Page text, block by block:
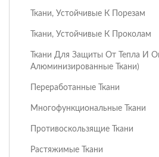
Ткани, Устойчивые К Порезам
Ткани, Устойчивые К Проколам
Ткани Для Защиты От Тепла И
Алюминизированные Ткани)
Переработанные Ткани
Многофункциональные Ткани
Противоскользящие Ткани
Растяжимые Ткани